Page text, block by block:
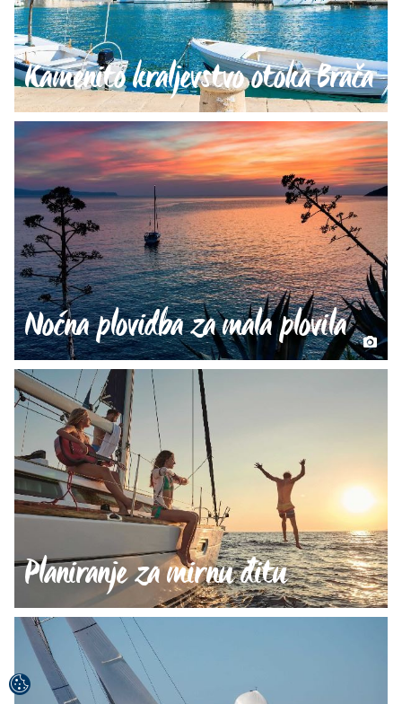
Kamenito kraljevstvo otoka Brača
Noćna plovidba za mala plovila
Planiranje za mirnu đitu